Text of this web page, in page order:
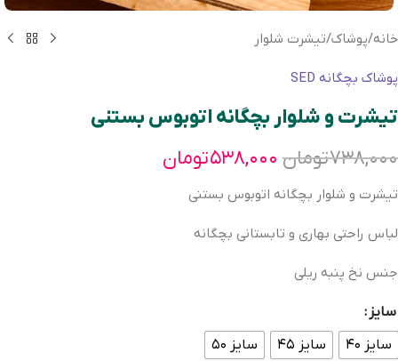
خانه/پوشاک/تیشرت شلوار
پوشاک بچگانه SED
تیشرت و شلوار بچگانه اتوبوس بستنی
۷۳۸,۰۰۰تومان ۵۳۸,۰۰۰تومان
تیشرت و شلوار بچگانه اتوبوس بستنی
لباس راحتی بهاری و تابستانی بچگانه
جنس نخ پنبه ریلی
سایز
سایز ۴۰
سایز ۴۵ سایز ۵۰